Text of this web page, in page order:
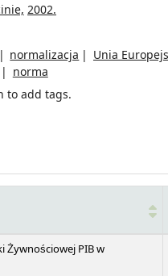
2002.
normalizacja
Unia
norma
to add tags.
Żywnościowej PIB w